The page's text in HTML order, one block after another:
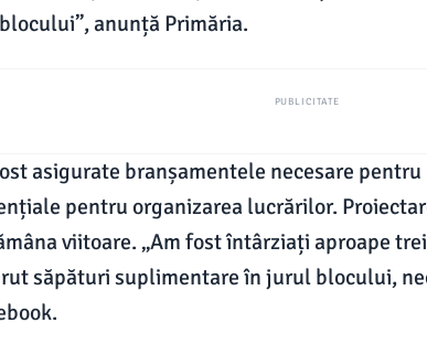
anunță Primăria.
PUBLICITATE
asigurate branșamentele necesare
pentru organizarea lucrărilor.
viitoare. „Am fost întârziați aproape
săpături suplimentare în jurul blocului,